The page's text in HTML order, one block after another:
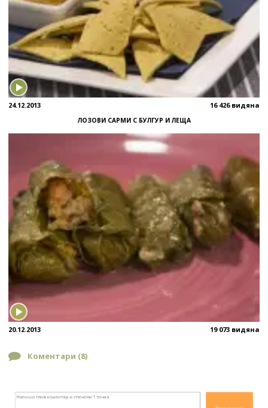
24.12.2013 16 426 видяна
ЛОЗОВИ САРМИ С БУЛГУР И ЛЕЩА
20.12.2013 19 073 видяна
Коментари (8)